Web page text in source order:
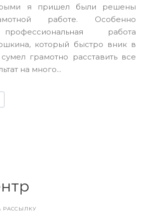
я пришел были решены
работе. Особенно
работа
который быстро вник в
грамотно расставить все
на много...
РАССЫЛКУ